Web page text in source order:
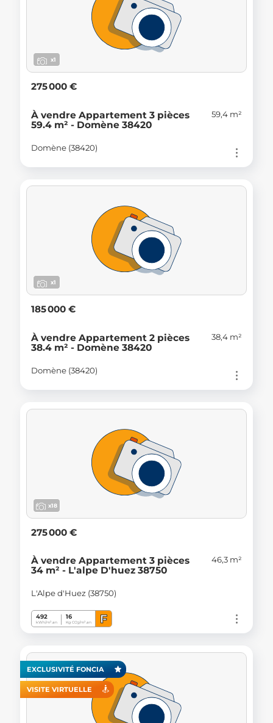
x1
275 000 €
À vendre Appartement 3 pièces
59.4 m² - Domène 38420
59,4 m²
Domène (38420)
x1
185 000 €
À vendre Appartement 2 pièces
38.4 m² - Domène 38420
38,4 m²
Domène (38420)
x18
275 000 €
À vendre Appartement 3 pièces
34 m² - L'alpe D'huez 38750
46,3 m²
L'Alpe d'Huez (38750)
492
kWh/m².an
16
Kg CO2/m².an F
EXCLUSIVITÉ FONCIA
VISITE VIRTUELLE